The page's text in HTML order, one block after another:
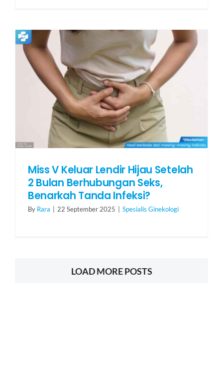
Miss V Keluar Lendir Hijau Setelah
2 Bulan Berhubungan Seks,
Benarkah Tanda Infeksi?
By Rara 22 September 2025 Spesialis Ginekologi
LOAD MORE POSTS